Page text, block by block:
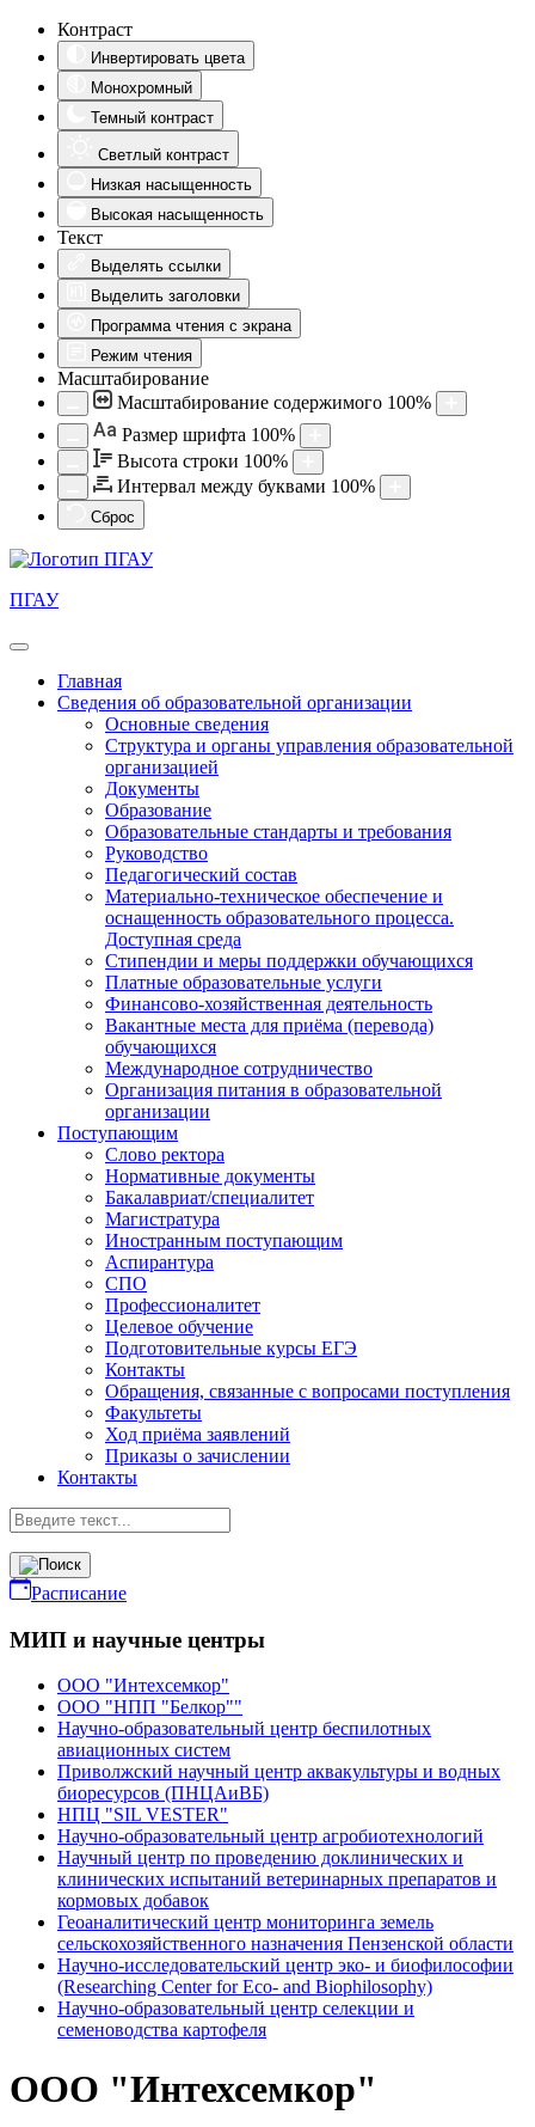
Контраст
Инвертировать цвета
Монохромный
Темный контраст
Светлый контраст
Низкая насыщенность
Высокая насыщенность
Текст
Выделять ссылки
Выделить заголовки
Программа чтения с экрана
Режим чтения
Масштабирование
Масштабирование содержимого 100%
Aa Размер шрифта 100%
Высота строки 100%
Интервал между буквами 100%
Сброс
ПГАУ
Главная
Сведения об образовательной организации
Основные сведения
Структура и органы управления образовательной
организацией
Документы
Образование
Образовательные стандарты и требования
Руководство
Педагогический состав
Материально-техническое обеспечение и
оснащенность образовательного процесса.
Доступная среда
Стипендии и меры поддержки обучающихся
Платные образовательные услуги
Финансово-хозяйственная деятельность
Вакантные места для приёма (перевода)
обучающихся
Международное сотрудничество
Организация питания в образовательной
организации
Поступающим
Слово ректора
Нормативные документы
Бакалавриат/специалитет
Магистратура
Иностранным поступающим
Аспирантура
СПО
Профессионалитет
Целевое обучение
Подготовительные курсы ЕГЭ
Контакты
Обращения, связанные с вопросами поступления
Факультеты
Ход приёма заявлений
Приказы о зачислении
Контакты
Расписание
МИП и научные центры
ООО "Интехсемкор"
ООО "НПП "Белкор""
Научно-образовательный центр беспилотных
авиационных систем
Приволжский научный центр аквакультуры и водных
биоресурсов (ПНЦАиВБ)
НПЦ "SIL VESTER"
Научно-образовательный центр агробиотехнологий
Научный центр по проведению доклинических и
клинических испытаний ветеринарных препаратов и
кормовых добавок
Геоаналитический центр мониторинга земель
сельскохозяйственного назначения Пензенской области
Научно-исследовательский центр эко- и биофилософии
(Researching Center for Eco- and Biophilosophy)
Научно-образовательный центр селекции и
семеноводства картофеля
ООО "Интехсемкор"